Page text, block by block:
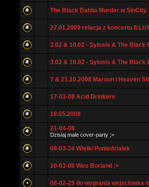
The Black Dahlia Murder w SinCity.
27.01.2009 relacja z koncertu
3.02 & 10.02 - Sylosis & The Black
3.02 & 10.02 - Sylosis & The Black
7 & 21.10.2008 Maroon i Heaven
17-03-08 Acid Drinkers
19.05.2008
21-04-08
Dzisiaj male cover-party ;>
08-03-24 Wielki Poniedzialek
10-03-08 Wes Borland ;>
08-02-25 do wygrania wejsciowka